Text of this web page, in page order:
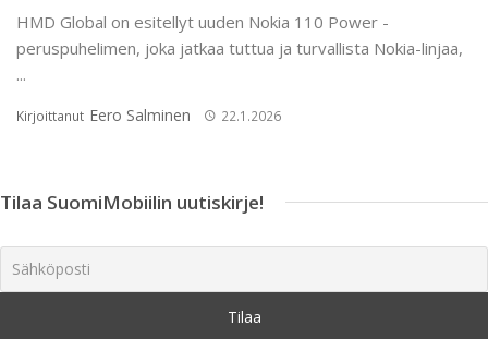
HMD Global on esitellyt uuden Nokia 110 Power -
peruspuhelimen, joka jatkaa tuttua ja turvallista Nokia-linjaa,
...
Kirjoittanut Eero Salminen 22.1.2026
Tilaa SuomiMobiilin uutiskirje!